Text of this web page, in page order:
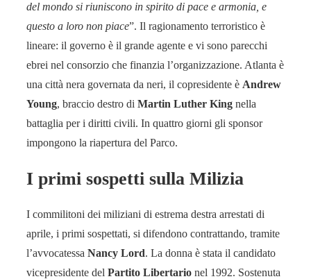
del mondo si riuniscono in spirito di pace e armonia, e
questo a loro non piace”. Il ragionamento terroristico è
lineare: il governo è il grande agente e vi sono parecchi
ebrei nel consorzio che finanzia l’organizzazione. Atlanta è
una città nera governata da neri, il copresidente è Andrew
Young, braccio destro di Martin Luther King nella
battaglia per i diritti civili. In quattro giorni gli sponsor
impongono la riapertura del Parco.
I primi sospetti sulla Milizia
I commilitoni dei miliziani di estrema destra arrestati di
aprile, i primi sospettati, si difendono contrattando, tramite
l’avvocatessa Nancy Lord. La donna è stata il candidato
vicepresidente del Partito Libertario nel 1992. Sostenuta